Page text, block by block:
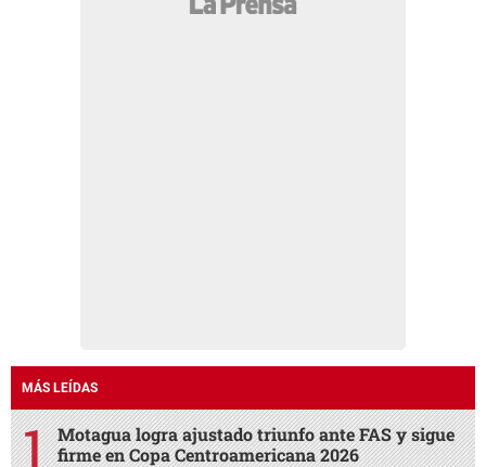
MÁS LEÍDAS
Motagua logra ajustado triunfo ante FAS y sigue
firme en Copa Centroamericana 2026